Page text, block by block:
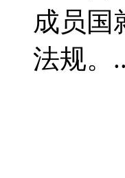
成员国
法规。